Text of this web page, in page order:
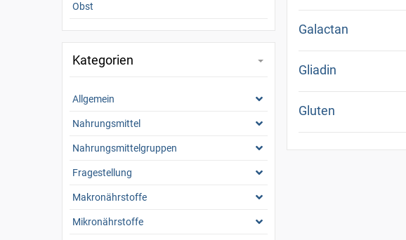
Galactan
Gliadin
Gluten
Obst
Kategorien
Allgemein
Nahrungsmittel
Nahrungsmittelgruppen
Fragestellung
Makronährstoffe
Mikronährstoffe